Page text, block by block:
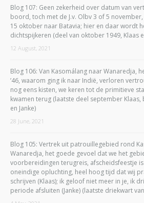
Blog 107: Geen zekerheid over datum van
boord, toch met de J.v. Olbv 3 of 5
15 oktober naar Batavia; hier en daar wordt
dichtspijkeren (deel van oktober 1949, Klaas
12 August, 2021
Blog 106: Van Kasomálang naar Wanaredja,
’46, waarom ging ik naar Indië, verloren
nog eens kisten, we keren tot de primitieve
kwamen terug (laatste deel september
en Janke)
28 June, 2021
Blog 105: Vertrek uit patrouillegebied rond
Wanaredja, het goede gevoel dat we het
voorbereidingen terugreis, afscheidsfeestje
oneindige opluchting, heel hoog tijd dat wij
schrijven (Klaas); ik geloof niet meer in je, ik
periode afsluiten (Janke) (laatste driekwart